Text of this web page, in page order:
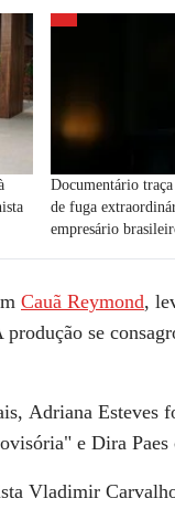
Documentário
de fuga
empresário
Cauã Reymond,
se
Adriana Esteves
e Dira Paes
Vladimir